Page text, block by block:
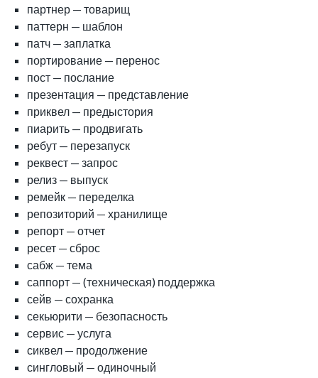
партнер — товарищ
паттерн — шаблон
патч — заплатка
портирование — перенос
пост — послание
презентация — представление
приквел — предыстория
пиарить — продвигать
ребут — перезапуск
реквест — запрос
релиз — выпуск
ремейк — переделка
репозиторий — хранилище
репорт — отчет
ресет — сброс
сабж — тема
саппорт — (техническая) поддержка
сейв — сохранка
секьюрити — безопасность
сервис — услуга
сиквел — продолжение
сингловый — одиночный